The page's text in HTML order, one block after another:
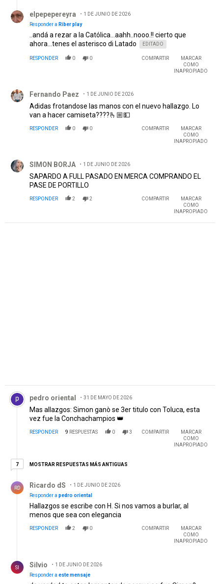
elpepepereyra
1 DE JUNIO DE 2026
Responder a Riber play
..andá a rezar a la Católica...aahh..nooo.!! cierto que
ahora...tenes el asterisco di Latado
EDITADO
RESPONDER 0 0 COMPARTIR
MARCAR
COMO
INAPROPIADO
Fernando Paez 1 DE JUNIO DE 2026
Adidas frotandose las manos con el nuevo hallazgo. Lo
van a hacer camiseta????🫰🏼💵
RESPONDER 0 0 COMPARTIR
MARCAR
COMO
INAPROPIADO
SIMON BORJA 1 DE JUNIO DE 2026
SAPARDO A FULL PASADO EN MERCA COMPRANDO EL
PASE DE PORTILLO
RESPONDER 2 2 COMPARTIR
MARCAR
COMO
INAPROPIADO
Comentario de pedro oriental.
pedro oriental 31 DE MAYO DE 2026
Mas allazgos: Simon ganò se 3er titulo con Toluca, esta
vez fue la Conchachampios 👑
RESPONDER 9 RESPUESTAS 0 3 COMPARTIR
MARCAR
COMO
INAPROPIADO
77 respuestas más antiguas
MOSTRAR RESPUESTAS MÁS ANTIGUAS
RD Ricardo dS
1 DE JUNIO DE 2026
Responder a pedro oriental
Hallazgos se escribe con H. Si nos vamos a burlar, al
menos que sea con elegancia
RESPONDER 2 0 COMPARTIR
MARCAR
COMO
INAPROPIADO
SI Silvio
1 DE JUNIO DE 2026
Responder a este mensaje